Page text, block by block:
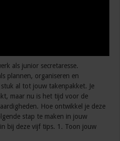
als junior secretaresse.
plannen, organiseren en
al tot jouw takenpakket. Je
maar nu is het tijd voor de
Hoe ontwikkel je deze
stap te maken in jouw
bij deze vijf tips. 1. Toon jouw